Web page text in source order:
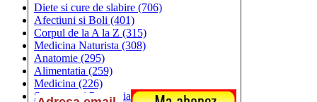
Diete si cure de slabire (706)
Afectiuni si Boli (401)
Corpul de la A la Z (315)
Medicina Naturista (308)
Anatomie (295)
Alimentatia (259)
Medicina (226)
Sanatatea si Preventia(170)